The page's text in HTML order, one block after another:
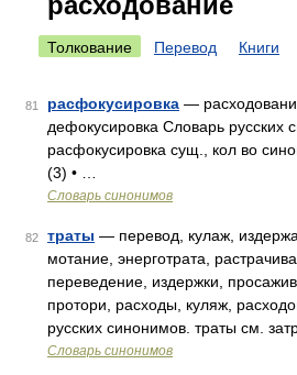
Толкование Перевод Книги
81 расфокусировка —
дефокусировка Словарь русских
расфокусировка сущ., кол во
(3) • …
Словарь синонимов
82 траты — перевод, кулаж,
мотание, энерготрата,
переведение, издержки,
протори, расходы, куляж,
русских синонимов. траты см.
Словарь синонимов